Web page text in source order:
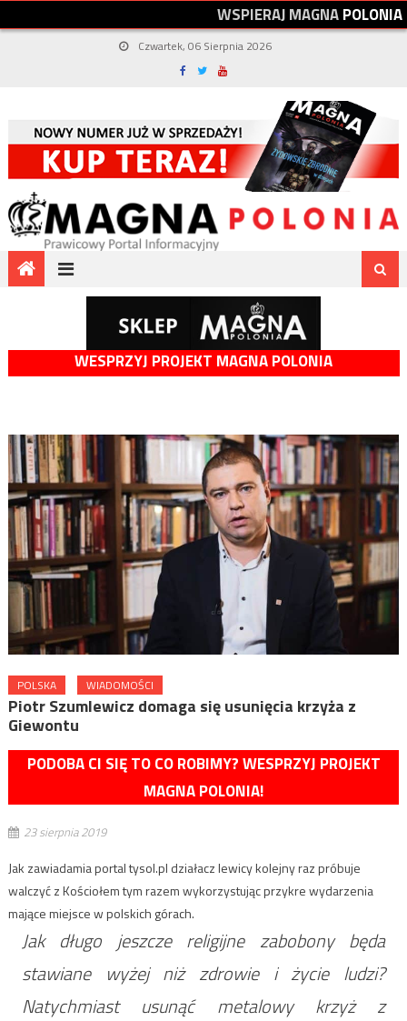
WSPIERAJMAGNAPOLONIA
Czwartek, 06 Sierpnia 2026
WESPRZYJ PROJEKT MAGNA POLONIA
POLSKA WIADOMOŚCI
Piotr Szumlewicz domaga się usunięcia krzyża z
Giewontu
PODOBA CI SIĘ TO CO ROBIMY? WESPRZYJ PROJEKT
MAGNA POLONIA!
23 sierpnia 2019
Jak zawiadamia portal tysol.pl działacz lewicy kolejny raz próbuje
walczyć z Kościołem tym razem wykorzystując przykre wydarzenia
mające miejsce w polskich górach.
Jak długo jeszcze religijne zabobony będa
stawiane wyżej niż zdrowie i życie ludzi?
Natychmiast usunąć metalowy krzyż z